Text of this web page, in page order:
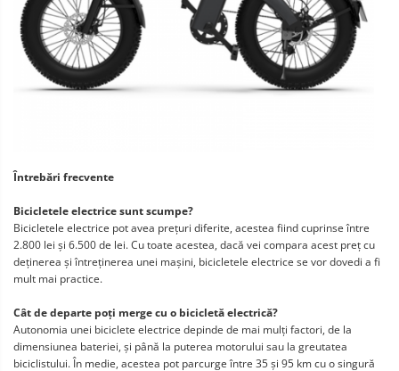
Întrebări frecvente
Bicicletele electrice sunt scumpe?
Bicicletele electrice pot avea prețuri diferite, acestea fiind cuprinse între
2.800 lei și 6.500 de lei. Cu toate acestea, dacă vei compara acest preț cu
deținerea și întreținerea unei mașini, bicicletele electrice se vor dovedi a fi
mult mai practice.
Cât de departe poți merge cu o bicicletă electrică?
Autonomia unei biciclete electrice depinde de mai mulți factori, de la
dimensiunea bateriei, și până la puterea motorului sau la greutatea
biciclistului. În medie, acestea pot parcurge între 35 și 95 km cu o singură